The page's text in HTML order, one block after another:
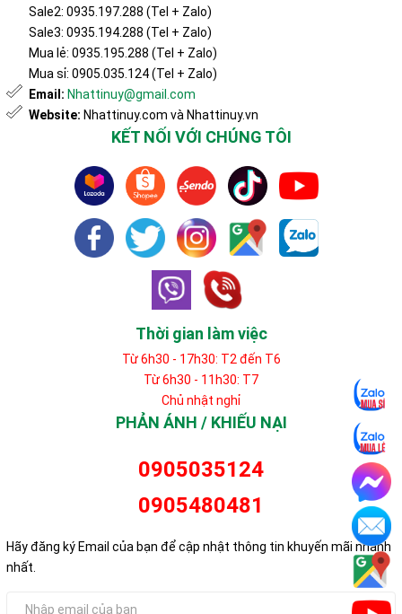
Sale2: 0935.197.288 (Tel + Zalo)
Sale3: 0935.194.288 (Tel + Zalo)
Mua lẻ: 0935.195.288 (Tel + Zalo)
Mua sỉ: 0905.035.124 (Tel + Zalo)
Email: Nhattinuy@gmail.com
Website: Nhattinuy.com và Nhattinuy.vn
KẾT NỐI VỚI CHÚNG TÔI
Thời gian làm việc
Từ 6h30 - 17h30: T2 đến T6
Từ 6h30 - 11h30: T7
Chủ nhật nghỉ
PHẢN ÁNH / KHIẾU NẠI
0905035124
0905480481
Hãy đăng ký Email của bạn để cập nhật thông tin khuyến mãi nhanh
nhất.